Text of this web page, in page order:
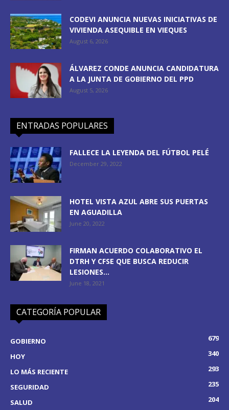
CODEVI ANUNCIA NUEVAS INICIATIVAS DE
VIVIENDA ASEQUIBLE EN VIEQUES
August 6, 2026
ÁLVAREZ CONDE ANUNCIA CANDIDATURA
A LA JUNTA DE GOBIERNO DEL PPD
August 5, 2026
ENTRADAS POPULARES
FALLECE LA LEYENDA DEL FÚTBOL PELÉ
December 29, 2022
HOTEL VISTA AZUL ABRE SUS PUERTAS
EN AGUADILLA
June 20, 2022
FIRMAN ACUERDO COLABORATIVO EL
DTRH Y CFSE QUE BUSCA REDUCIR
LESIONES...
June 18, 2021
CATEGORÍA POPULAR
GOBIERNO
679
HOY
340
LO MÁS RECIENTE
293
SEGURIDAD
235
SALUD
204